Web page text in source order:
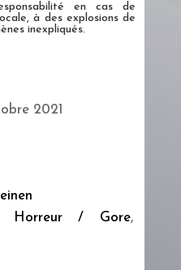
en cas de
à des explosions de
inexpliqués.
2021
Horreur / Gore,